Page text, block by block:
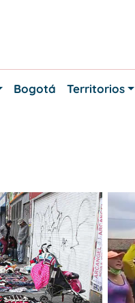
Bogotá Territorios